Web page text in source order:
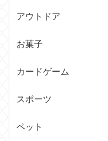
アウトドア
お菓子
カードゲーム
スポーツ
ペット